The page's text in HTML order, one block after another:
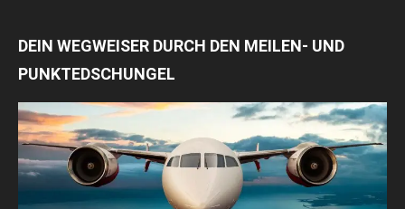
DEIN WEGWEISER DURCH DEN MEILEN- UND
PUNKTEDSCHUNGEL